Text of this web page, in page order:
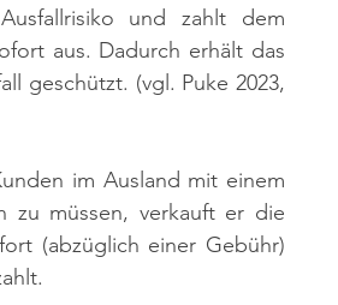
und zahlt dem
aus. Dadurch erhält das
geschützt. (vgl. Puke 2023,
im Ausland mit einem
zu müssen, verkauft er die
(abzüglich einer Gebühr)